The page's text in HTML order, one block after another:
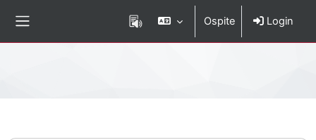
Ospite Login